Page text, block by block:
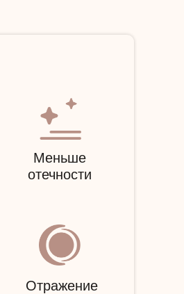
Меньше
отечности
Отражение